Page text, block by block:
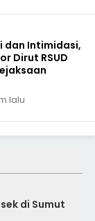
dan Intimidasi,
Dirut RSUD
lalu
di Sumut